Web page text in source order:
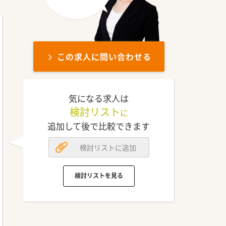
この求人に問い合わせる
気になる求人は
検討リスト に
追加して後で比較できます
検討リストに追加
検討リストを見る